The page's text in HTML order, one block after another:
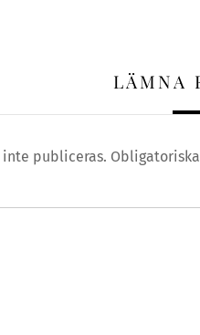
LÄMNA
publiceras.